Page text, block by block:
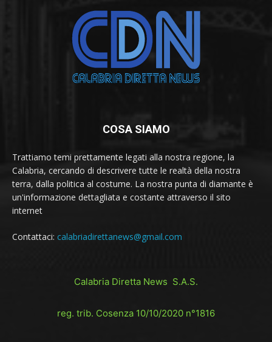
COSA SIAMO
Trattiamo temi prettamente legati alla nostra regione, la
Calabria, cercando di descrivere tutte le realtà della nostra
terra, dalla politica al costume. La nostra punta di diamante è
un'informazione dettagliata e costante attraverso il sito
internet
Contattaci: calabriadirettanews@gmail.com
Calabria Diretta News S.A.S.
reg. trib. Cosenza 10/10/2020 n°1816